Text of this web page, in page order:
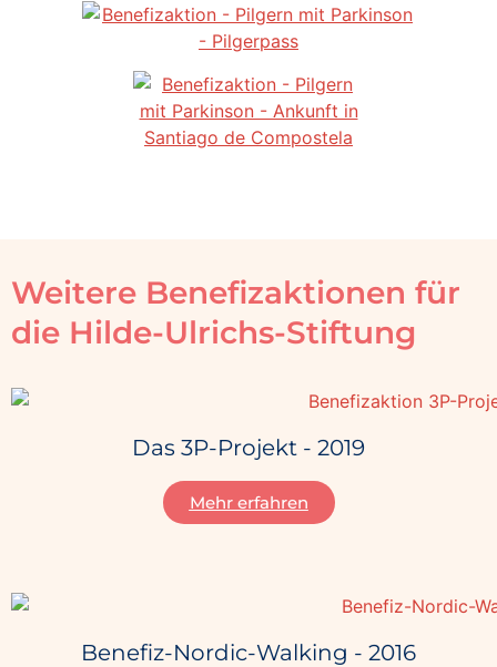
Weitere Benefizaktionen für
die Hilde-Ulrichs-Stiftung
Das 3P-Projekt - 2019
Mehr erfahren
Benefiz-Nordic-Walking - 2016